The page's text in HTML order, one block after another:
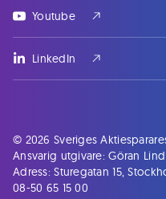
Youtube
LinkedIn
© 2026 Sveriges
Ansvarig utgivare: Göran Lind
Adress: Sturegatan 15,
08-50 65 15 00